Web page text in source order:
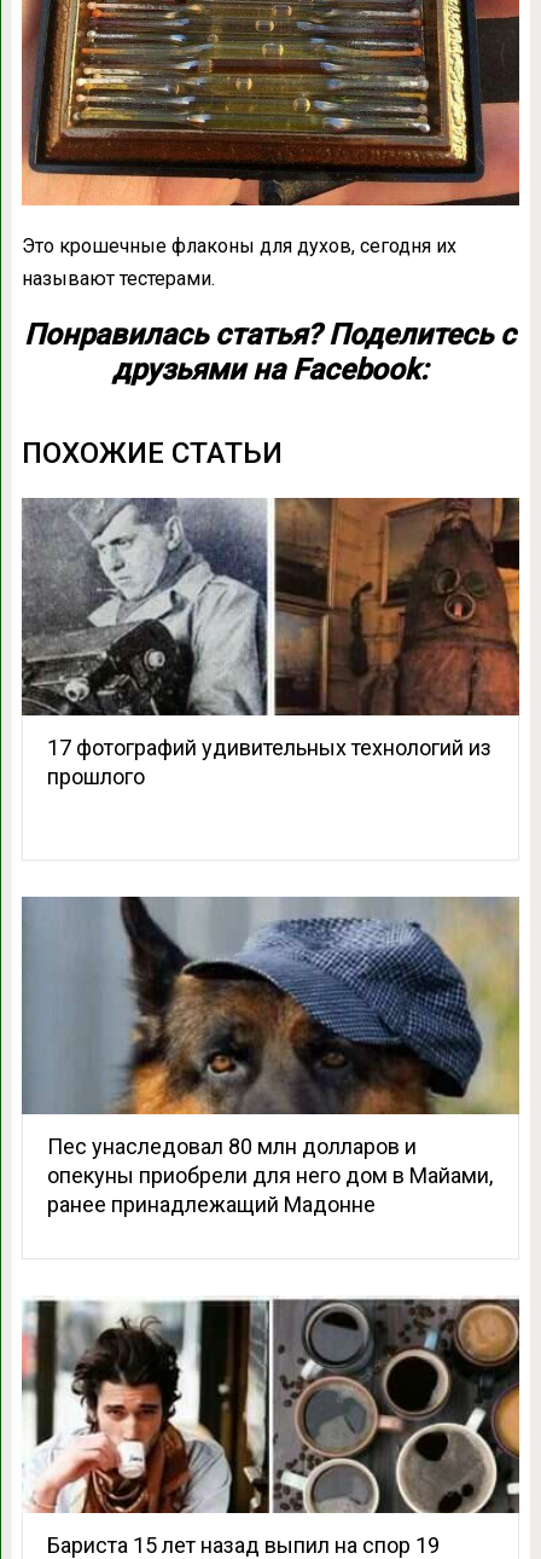
Это крошечные флаконы для духов, сегодня их
называют тестерами.
Понравилась статья? Поделитесь с
друзьями на Facebook:
ПОХОЖИЕ СТАТЬИ
17 фотографий удивительных технологий из
прошлого
Пес унаследовал 80 млн долларов и
опекуны приобрели для него дом в Майами,
ранее принадлежащий Мадонне
Бариста 15 лет назад выпил на спор 19